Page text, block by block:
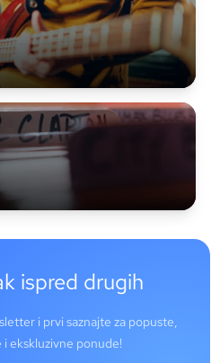
ispred drugih
i prvi saznajte za popuste,
ekskluzivne ponude!